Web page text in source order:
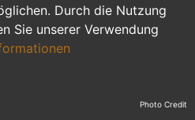
Durch die Nutzung
Sie unserer Verwendung
duale Ausbildung
Photo Credit